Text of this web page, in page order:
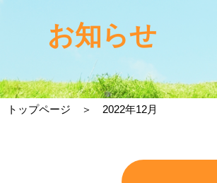
お知らせ
トップページ ＞ 2022年12月